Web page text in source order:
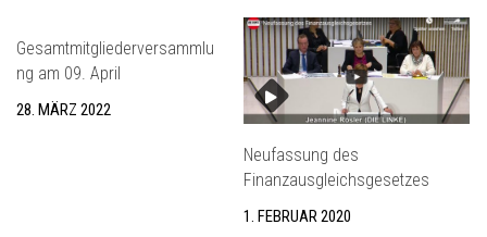
Gesamtmitgliederversammlu
ng am 09. April
28. MÄRZ 2022
Neufassung des
Finanzausgleichsgesetzes
1. FEBRUAR 2020